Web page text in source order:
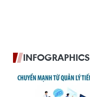
INFOGRAPHICS